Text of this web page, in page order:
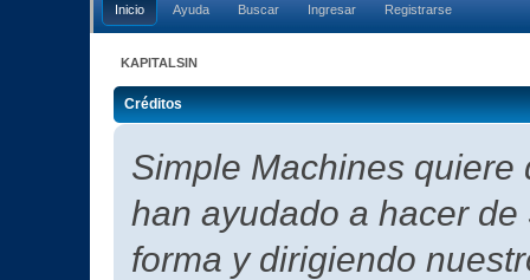
Inicio Ayuda Buscar Ingresar Registrarse
KAPITALSIN
Créditos
Simple Machines
han ayudado a hacer
forma y dirigiendo